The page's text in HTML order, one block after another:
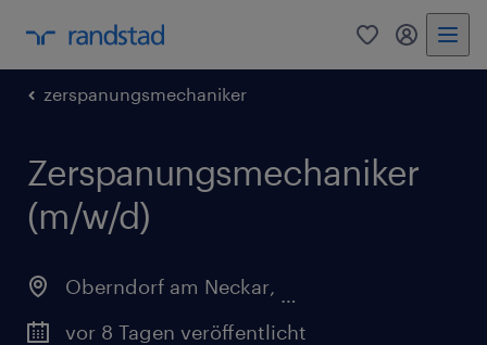
0 Mein
zerspanungsmechaniker
Zerspanungsmechaniker
(m/w/d)
Oberndorf am Neckar,
vor 8 Tagen veröffentlicht